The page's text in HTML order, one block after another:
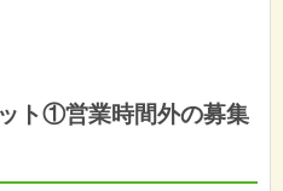
ト①営業時間外の募集